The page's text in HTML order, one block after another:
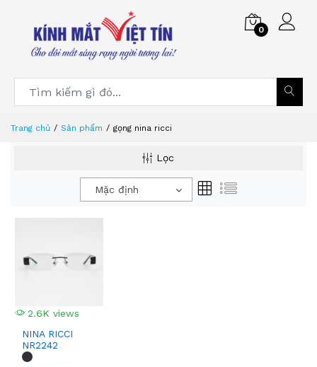
0
Trang chủ Sản phẩm gọng nina ricci
Lọc
Mặc định
2.6K views
NINA RICCI
NR2242